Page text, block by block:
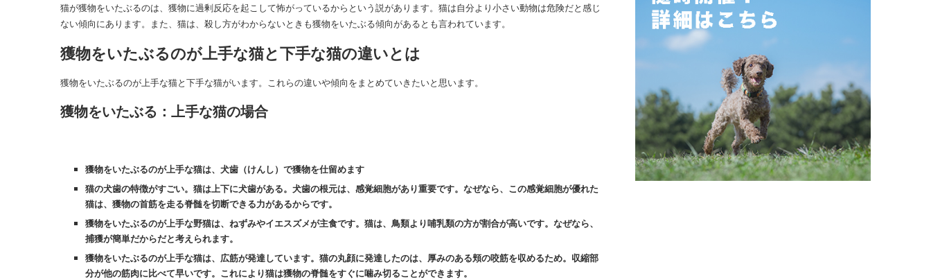
猫が獲物をいたぶるのは、獲物に過剰反応を起こして怖がっているからという説があります。猫は自分より小さい動物は危険だと感じ
ない傾向にあります。また、猫は、殺し方がわからないときも獲物をいたぶる傾向があるとも言われています。
獲物をいたぶるのが上手な猫と下手な猫の違いとは
獲物をいたぶるのが上手な猫と下手な猫がいます。これらの違いや傾向をまとめていきたいと思います。
獲物をいたぶる：上手な猫の場合
獲物をいたぶるのが上手な猫は、犬歯（けんし）で獲物を仕留めます
猫の犬歯の特徴がすごい。猫は上下に犬歯がある。犬歯の根元は、感覚細胞があり重要です。なぜなら、この感覚細胞が優れた
猫は、獲物の首筋を走る脊髄を切断できる力があるからです。
獲物をいたぶるのが上手な野猫は、ねずみやイエスズメが主食です。猫は、鳥類より哺乳類の方が割合が高いです。なぜなら、
捕獲が簡単だからだと考えられます。
獲物をいたぶるのが上手な猫は、広筋が発達しています。猫の丸顔に発達したのは、厚みのある頬の咬筋を収めるため。収縮部
分が他の筋肉に比べて早いです。これにより猫は獲物の脊髄をすぐに噛み切ることができます。